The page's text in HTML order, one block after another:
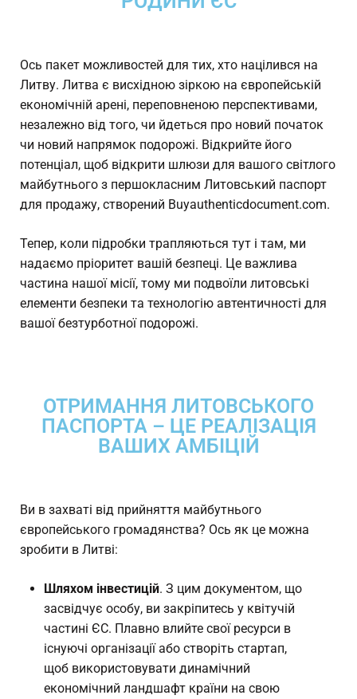
Ось пакет можливостей для тих, хто націлився на
Литву. Литва є висхідною зіркою на європейській
економічній арені, переповненою перспективами,
незалежно від того, чи йдеться про новий початок
чи новий напрямок подорожі. Відкрийте його
потенціал, щоб відкрити шлюзи для вашого світлого
майбутнього з першокласним Литовський паспорт
для продажу, створений Buyauthenticdocument.com.
Тепер, коли підробки трапляються тут і там, ми
надаємо пріоритет вашій безпеці. Це важлива
частина нашої місії, тому ми подвоїли литовські
елементи безпеки та технологію автентичності для
вашої безтурботної подорожі.
ОТРИМАННЯ ЛИТОВСЬКОГО
ПАСПОРТА – ЦЕ РЕАЛІЗАЦІЯ
ВАШИХ АМБІЦІЙ
Ви в захваті від прийняття майбутнього
європейського громадянства? Ось як це можна
зробити в Литві:
Шляхом інвестицій. З цим документом, що
засвідчує особу, ви закріпитесь у квітучій
частині ЄС. Плавно влийте свої ресурси в
існуючі організації або створіть стартап,
щоб використовувати динамічний
економічний ландшафт країни на свою